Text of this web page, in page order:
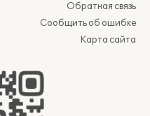
Обратная связь
Сообщить об ошибке
Карта сайта